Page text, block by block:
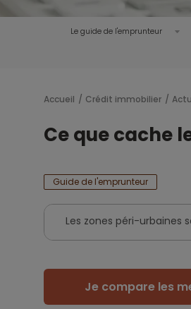
Le guide de l'emprunteur
Accueil Crédit immobilier
Ce que cache
Guide de l'emprunteur
Les zones péri-urbaines
Je compare les